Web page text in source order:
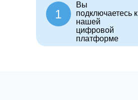
1
Вы
подключаетесь к
нашей
цифровой
платформе